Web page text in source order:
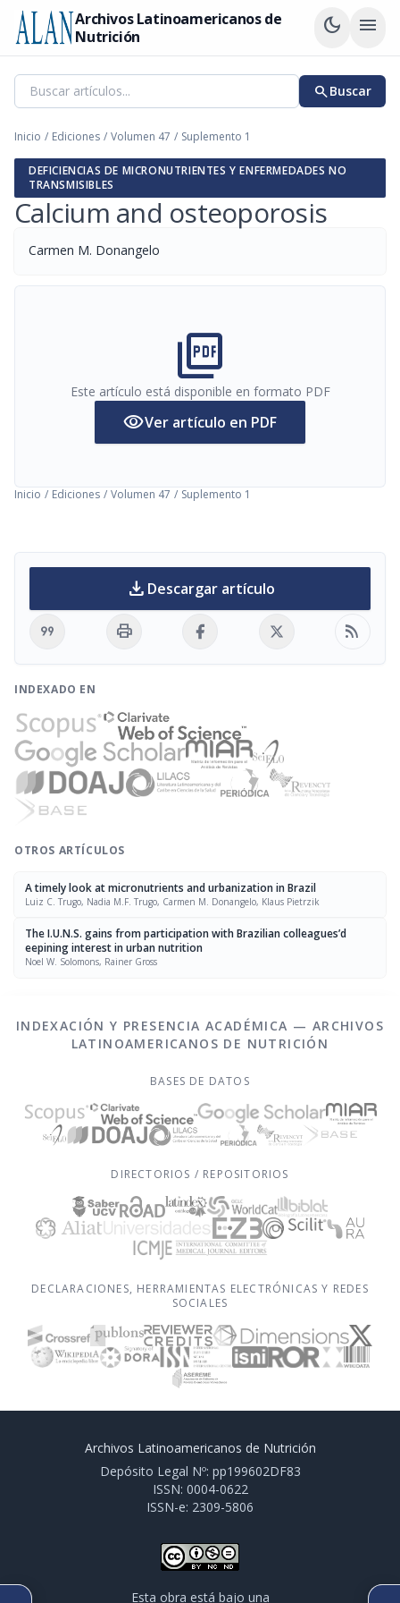
Archivos Latinoamericanos de
Nutrición
dark_mode menu
searchBuscar
Inicio / Ediciones / Volumen 47 / Suplemento 1
DEFICIENCIAS DE MICRONUTRIENTES Y ENFERMEDADES NO
TRANSMISIBLES
Calcium and osteoporosis
Carmen M. Donangelo
picture_as_pdf
Este artículo está disponible en formato PDF
visibilityVer artículo en PDF
Inicio / Ediciones / Volumen 47 / Suplemento 1
download Descargar artículo
format_quote print rss_feed
INDEXADO EN
OTROS ARTÍCULOS
A timely look at micronutrients and urbanization in Brazil
Luiz C. Trugo, Nadia M.F. Trugo, Carmen M. Donangelo, Klaus Pietrzik
The I.U.N.S. gains from participation with Brazilian colleagues’d
eepining interest in urban nutrition
Noel W. Solomons, Rainer Gross
INDEXACIÓN Y PRESENCIA ACADÉMICA — ARCHIVOS
LATINOAMERICANOS DE NUTRICIÓN
BASES DE DATOS
DIRECTORIOS / REPOSITORIOS
DECLARACIONES, HERRAMIENTAS ELECTRÓNICAS Y REDES
SOCIALES
Archivos Latinoamericanos de Nutrición
Depósito Legal Nº: pp199602DF83
ISSN: 0004-0622
ISSN-e: 2309-5806
Esta obra está bajo una